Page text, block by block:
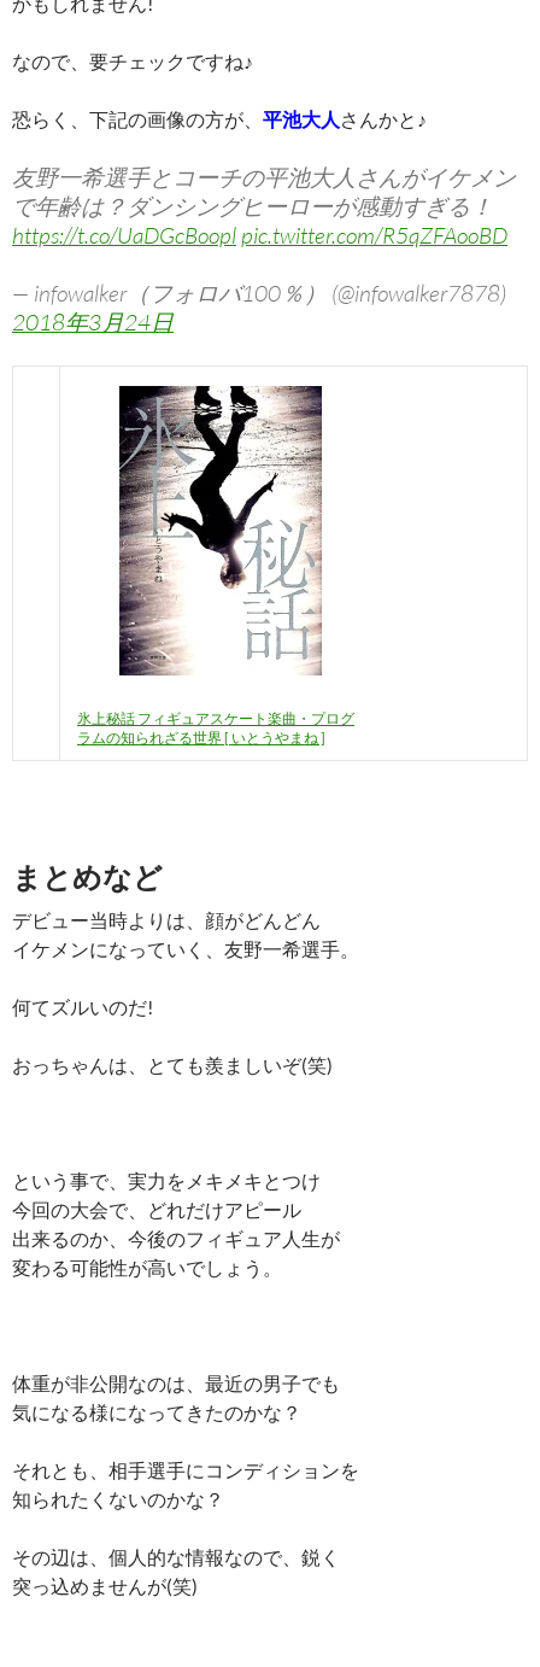
なので、要チェックですね♪
恐らく、下記の画像の方が、 平池大人 さんかと♪
友野一希選手とコーチの平池大人さんがイケメン
で年齢は？ダンシングヒーローが感動すぎる！
https://t.co/UaDGcBoopl pic.twitter.com/R5qZFAooBD
— infowalker（フォロバ100％） (@infowalker7878)
2018年3月24日
氷上秘話 フィギュアスケート楽曲・プログ
ラムの知られざる世界 [ いとうやまね ]
まとめなど
デビュー当時よりは、顔がどんどん
イケメンになっていく、友野一希選手。
何てズルいのだ!
おっちゃんは、とても羨ましいぞ(笑)
という事で、実力をメキメキとつけ
今回の大会で、どれだけアピール
出来るのか、今後のフィギュア人生が
変わる可能性が高いでしょう。
体重が非公開なのは、最近の男子でも
気になる様になってきたのかな？
それとも、相手選手にコンディションを
知られたくないのかな？
その辺は、個人的な情報なので、鋭く
突っ込めませんが(笑)